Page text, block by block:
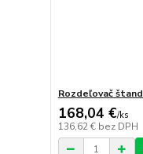
Rozdeľovač
168,04 €/ks
136,62 € bez DPH